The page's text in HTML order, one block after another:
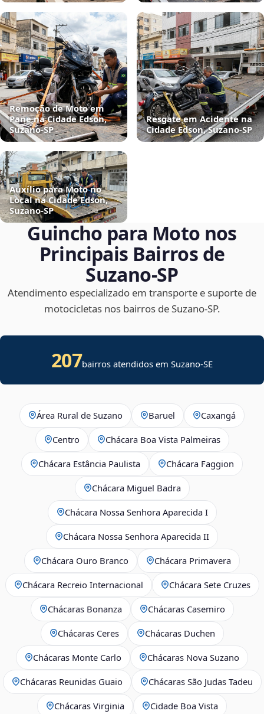
Remoção de Moto em
Pane na Cidade Edson,
Suzano‑SP
Resgate em Acidente na
Cidade Edson, Suzano‑SP
Auxílio para Moto no
Local na Cidade Edson,
Suzano‑SP
Guincho para Moto nos
Principais Bairros de
Suzano‑SP
Atendimento especializado em transporte e suporte de
motocicletas nos bairros de Suzano‑SP.
207bairros atendidos emSuzano-SE
Área Rural de Suzano Baruel Caxangá
Centro Chácara Boa Vista Palmeiras
Chácara Estância Paulista Chácara Faggion
Chácara Miguel Badra
Chácara Nossa Senhora Aparecida I
Chácara Nossa Senhora Aparecida II
Chácara Ouro Branco Chácara Primavera
Chácara Recreio Internacional Chácara Sete Cruzes
Chácaras Bonanza Chácaras Casemiro
Chácaras Ceres Chácaras Duchen
Chácaras Monte Carlo Chácaras Nova Suzano
Chácaras Reunidas Guaio Chácaras São Judas Tadeu
Chácaras Virginia Cidade Boa Vista